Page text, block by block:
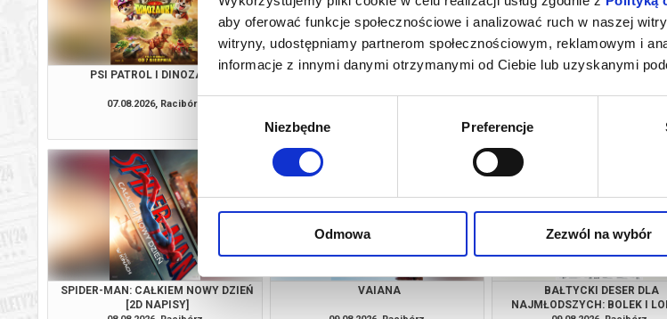
aby oferować funkcje społecznościowe i analizować ruch w naszej
witryny, udostępniamy partnerom społecznościowym, reklamowym i
informacje z innymi danymi otrzymanymi od Ciebie lub uzyskanymi
Wybór
Niezbędne Preferencje
Odmowa Zezwól na wybór
PSI PATROL I DINOZAURY
07.08.2026, Racibórz
KLASYKA NA FALI: NAGI INSTYNKT +
kup bilet
SPIDER-MAN: CAŁKIEM NOWY
SPIDER-MAN: CAŁKIEM NOWY DZIEŃ
[2D NAPISY]
VAIANA
BAŁTYCKI DESER DLA
NAJMŁODSZYCH: BOLEK I